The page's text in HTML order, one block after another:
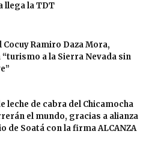
llega la TDT
Cocuy Ramiro Daza Mora,
a la Sierra Nevada sin
leche de cabra del Chicamocha
el mundo, gracias a alianza
de Soatá con la firma ALCANZA